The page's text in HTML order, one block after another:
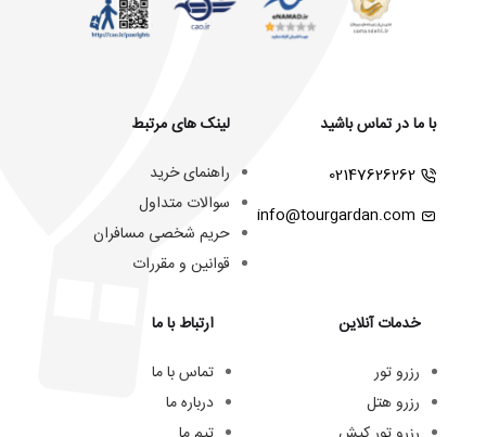
با ما در تماس باشید
02147626262
info@tourgardan.com
خدمات آنلاین
رزرو تور
رزرو هتل
لینک های مرتبط
راهنمای خرید
سوالات متداول
حریم شخصی مسافران
قوانین و مقررات
ارتباط با ما
تماس با ما
درباره ما